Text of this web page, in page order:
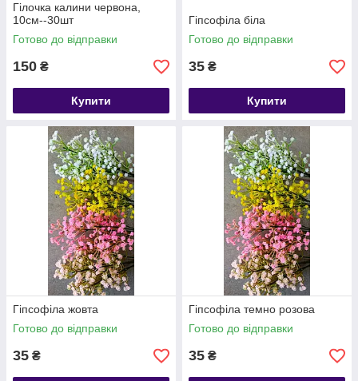
Гілочка калини червона,
10см--30шт
Готово до відправки
150 ₴
Купити
Гіпсофіла біла
Готово до відправки
35 ₴
Купити
Гіпсофіла жовта
Готово до відправки
35 ₴
Гіпсофіла темно розова
Готово до відправки
35 ₴